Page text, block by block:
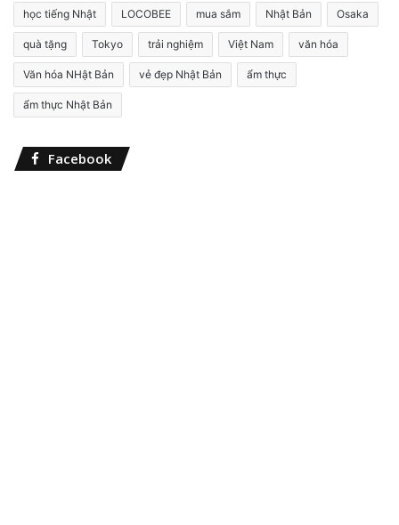
i
ế
c
h
học tiếng Nhật LOCOBEE mua sắm Nhật Bản Osaka
quà tặng Tokyo trải nghiệm Việt Nam văn hóa
Văn hóa NHật Bản vẻ đẹp Nhật Bản ẩm thực
ẩm thực Nhật Bản
Facebook